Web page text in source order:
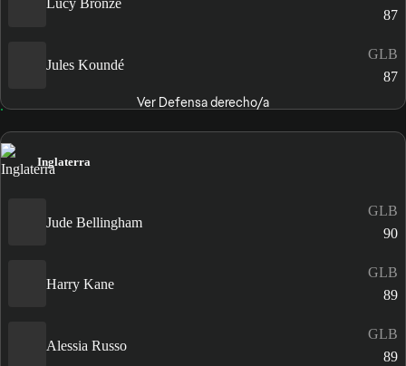
Lucy Bronze
87
Jules Koundé
GLB
87
Ver Defensa derecho/a
Inglaterra
Jude Bellingham
GLB
90
Harry Kane
GLB
89
Alessia Russo
GLB
89